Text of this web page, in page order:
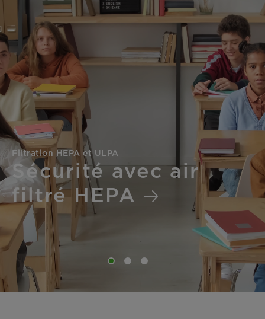
Oil Mist Filtration | ProPocket Elite OM
Nettoyage de notre
lieu de travail